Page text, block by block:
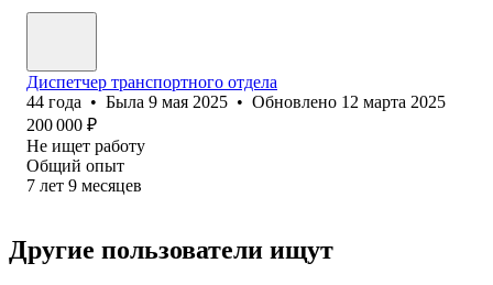
Диспетчер транспортного отдела
44 года • Была 9 мая 2025 • Обновлено 12 марта 2025
200 000 ₽
Не ищет работу
Общий опыт
7 лет 9 месяцев
Другие пользователи ищут